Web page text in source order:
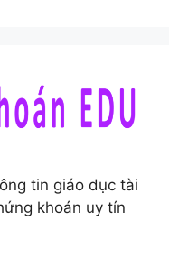
tin giáo dục tài
khoán uy tín